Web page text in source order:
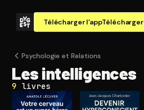
Télécharger l'appTélécharger
Psychologie et Relations
Les in­tel­li­gences
9 livres